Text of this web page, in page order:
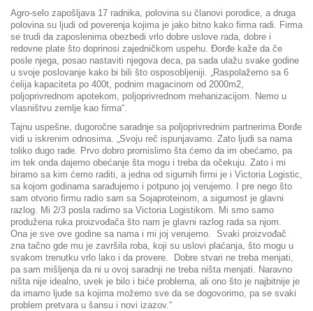
Agro-selo zapošljava 17 radnika, polovina su članovi porodice, a druga
polovina su ljudi od poverenja kojima je jako bitno kako firma radi. Firma
se trudi da zaposlenima obezbedi vrlo dobre uslove rada, dobre i
redovne plate što doprinosi zajedničkom uspehu. Đorđe kaže da če
posle njega, posao nastaviti njegova deca, pa sada ulažu svake godine
u svoje poslovanje kako bi bili što osposobljeniji. „Raspolažemo sa 6
ćelija kapaciteta po 400t, podnim magacinom od 2000m2,
poljoprivrednom apotekom, poljoprivrednom mehanizacijom. Nemo u
vlasništvu zemlje kao firma“.
Tajnu uspešne, dugoročne saradnje sa poljoprivrednim partnerima Đorđe
vidi u iskrenim odnosima. „Svoju reč ispunjavamo. Zato ljudi sa nama
toliko dugo rade. Prvo dobro promislimo šta ćemo da im obećamo, pa
im tek onda dajemo obećanje šta mogu i treba da očekuju. Zato i mi
biramo sa kim ćemo raditi, a jedna od sigurnih firmi je i Victoria Logistic,
sa kojom godinama sarađujemo i potpuno joj verujemo. I pre nego što
sam otvorio firmu radio sam sa Sojaproteinom, a sigurnost je glavni
razlog. Mi 2/3 posla radimo sa Victoria Logistikom. Mi smo samo
produžena ruka proizvođača što nam je glavni razlog rada sa njom.
Ona je sve ove godine sa nama i mi joj verujemo. Svaki proizvođač
zna tačno gde mu je završila roba, koji su uslovi plaćanja, što mogu u
svakom trenutku vrlo lako i da provere. Dobre stvari ne treba menjati,
pa sam mišljenja da ni u ovoj saradnji ne treba ništa menjati. Naravno
ništa nije idealno, uvek je bilo i biće problema, ali ono što je najbitnije je
da imamo ljude sa kojima možemo sve da se dogovorimo, pa se svaki
problem pretvara u šansu i novi izazov.“